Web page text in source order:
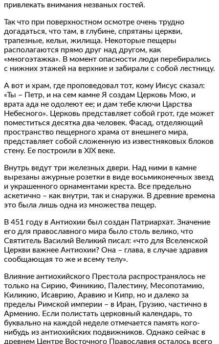
привлекать внимания незваных гостей.
Так что при поверхностном осмотре очень трудно
догадаться, что там, в глубине, спрятаны церкви,
трапезные, кельи, жилища. Некоторые пещеры
располагаются прямо друг над другом, как
«многоэтажка». В момент опасности люди перебирались
с нижних этажей на верхние и забирали с собой лестницу.
А вот и храм, где проповедовал тот, кому Иисус сказал:
«Ты – Петр, и на сем камне Я создам Церковь Мою, и
врата ада не одолеют ее; и дам тебе ключи Царства
Небесного». Церковь представляет собой грот, где может
поместиться десятка два человек. Фасад, отделяющий
пространство пещерного храма от внешнего мира,
представляет собой сложенную из известняковых блоков
стену. Ее построили в XIX веке.
Внутрь ведут три железных двери. Над ними в камне
вырезаны ажурные розетки в виде восьмиконечных звезд
и украшенного орнаментами креста. Все предельно
аскетично – как внутри, так и снаружи. В древние времена
это была лишь одна из множества пещер.
В 451 году в Антиохии был создан Патриархат. Значение
его для православного мира было столь велико, что
Святитель Василий Великий писал: «что для Вселенской
Церкви важнее Антиохии? Она – глава, в случае здравия
сообщающая то же и всему телу».
Влияние антиохийского Престола распространялось не
только на Сирию, Финикию, Палестину, Месопотамию,
Киликию, Исаврию, Аравию и Кипр, но и далеко за
пределы Римской империи – в Иран, Грузию, частично в
Армению. Если полистать церковный календарь, то
буквально на каждой неделе отмечается память кого-
нибудь из антиохийских подвижников. Однако сейчас в
древнем Центре Восточного Православия осталось всего